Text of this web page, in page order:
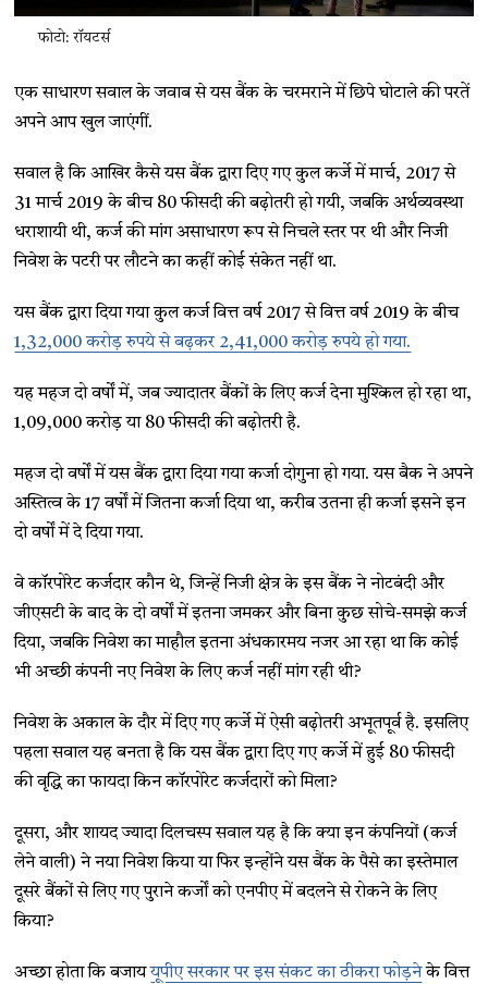
फोटो: रॉयटर्स
एक साधारण सवाल के जवाब से यस बैंक के चरमराने में छिपे घोटाले की परतें
अपने आप खुल जाएंगीं.
सवाल है कि आखिर कैसे यस बैंक द्वारा दिए गए कुल कर्जे में मार्च, 2017 से
31 मार्च 2019 के बीच 80 फीसदी की बढ़ोतरी हो गयी, जबकि अर्थव्यवस्था
धराशायी थी, कर्ज की मांग असाधारण रूप से निचले स्तर पर थी और निजी
निवेश के पटरी पर लौटने का कहीं कोई संकेत नहीं था.
यस बैंक द्वारा दिया गया कुल कर्ज वित्त वर्ष 2017 से वित्त वर्ष 2019 के बीच
1,32,000 करोड़ रुपये से बढ़कर 2,41,000 करोड़ रुपये हो गया.
यह महज दो वर्षों में, जब ज्यादातर बैंकों के लिए कर्ज देना मुश्किल हो रहा था,
1,09,000 करोड़ या 80 फीसदी की बढ़ोतरी है.
महज दो वर्षों में यस बैंक द्वारा दिया गया कर्जा दोगुना हो गया. यस बैक ने अपने
अस्तित्व के 17 वर्षों में जितना कर्जा दिया था, करीब उतना ही कर्जा इसने इन
दो वर्षों में दे दिया गया.
वे कॉरपोरेट कर्जदार कौन थे, जिन्हें निजी क्षेत्र के इस बैंक ने नोटबंदी और
जीएसटी के बाद के दो वर्षों में इतना जमकर और बिना कुछ सोचे-समझे कर्ज
दिया, जबकि निवेश का माहौल इतना अंधकारमय नजर आ रहा था कि कोई
भी अच्छी कंपनी नए निवेश के लिए कर्ज नहीं मांग रही थी?
निवेश के अकाल के दौर में दिए गए कर्जे में ऐसी बढ़ोतरी अभूतपूर्व है. इसलिए
पहला सवाल यह बनता है कि यस बैंक द्वारा दिए गए कर्जे में हुई 80 फीसदी
की वृद्धि का फायदा किन कॉरपोरेट कर्जदारों को मिला?
दूसरा, और शायद ज्यादा दिलचस्प सवाल यह है कि क्या इन कंपनियों (कर्ज
लेने वाली) ने नया निवेश किया या फिर इन्होंने यस बैंक के पैसे का इस्तेमाल
दूसरे बैंकों से लिए गए पुराने कर्जों को एनपीए में बदलने से रोकने के लिए
किया?
अच्छा होता कि बजाययूपीए सरकार पर इस संकट का ठीकरा फोड़नेके वित्त